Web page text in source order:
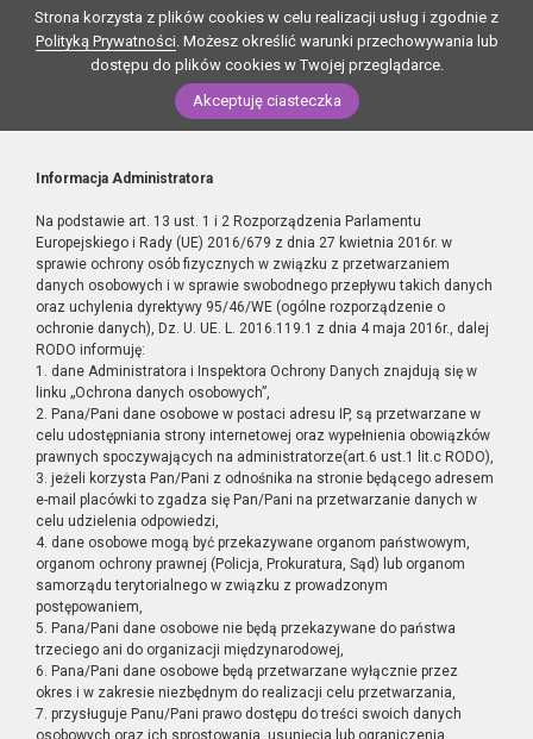
Strona korzysta z plików cookies w celu realizacji usług i zgodnie z
Polityką Prywatności. Możesz określić warunki przechowywania lub
dostępu do plików cookies w Twojej przeglądarce.
Akceptuję ciasteczka
Informacja Administratora
Na podstawie art. 13 ust. 1 i 2 Rozporządzenia Parlamentu
Europejskiego i Rady (UE) 2016/679 z dnia 27 kwietnia 2016r. w
sprawie ochrony osób fizycznych w związku z przetwarzaniem
danych osobowych i w sprawie swobodnego przepływu takich danych
oraz uchylenia dyrektywy 95/46/WE (ogólne rozporządzenie o
ochronie danych), Dz. U. UE. L. 2016.119.1 z dnia 4 maja 2016r., dalej
RODO informuję:
1. dane Administratora i Inspektora Ochrony Danych znajdują się w
linku „Ochrona danych osobowych”,
2. Pana/Pani dane osobowe w postaci adresu IP, są przetwarzane w
celu udostępniania strony internetowej oraz wypełnienia obowiązków
prawnych spoczywających na administratorze(art.6 ust.1 lit.c RODO),
3. jeżeli korzysta Pan/Pani z odnośnika na stronie będącego adresem
e-mail placówki to zgadza się Pan/Pani na przetwarzanie danych w
celu udzielenia odpowiedzi,
4. dane osobowe mogą być przekazywane organom państwowym,
organom ochrony prawnej (Policja, Prokuratura, Sąd) lub organom
samorządu terytorialnego w związku z prowadzonym
postępowaniem,
5. Pana/Pani dane osobowe nie będą przekazywane do państwa
trzeciego ani do organizacji międzynarodowej,
6. Pana/Pani dane osobowe będą przetwarzane wyłącznie przez
okres i w zakresie niezbędnym do realizacji celu przetwarzania,
7. przysługuje Panu/Pani prawo dostępu do treści swoich danych
osobowych oraz ich sprostowania, usunięcia lub ograniczenia